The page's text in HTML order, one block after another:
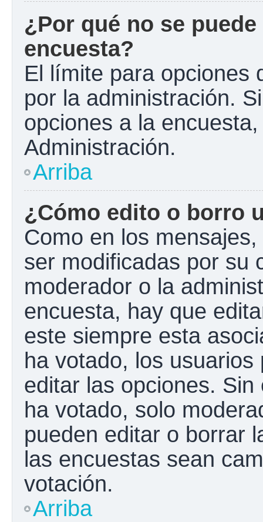
¿Por qué no se
encuesta?
El límite para opciones
por la administración.
opciones a la
Administración.
Arriba
¿Cómo edito o borro
Como en los
ser modificadas por su
moderador o la
encuesta, hay que
este siempre esta
ha votado, los
editar las opciones.
ha votado, solo
pueden editar o borrar
las encuestas sean
votación.
Arriba